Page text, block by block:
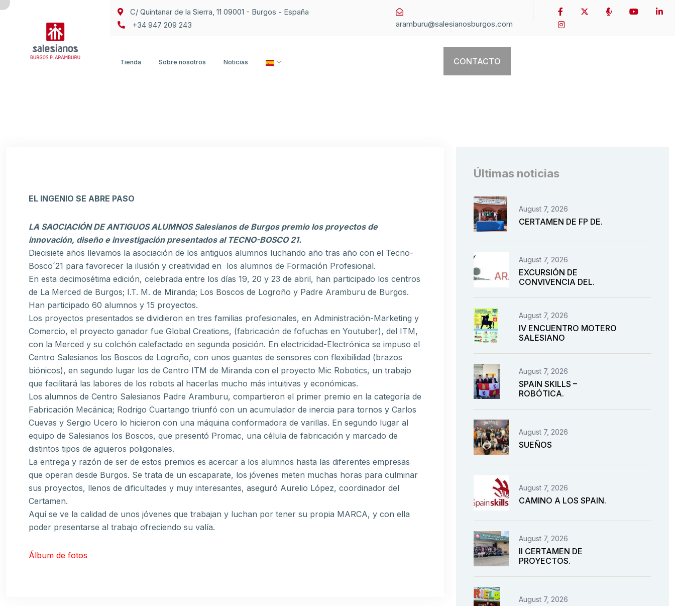
C/ Quintanar de la Sierra, 11 09001 - Burgos - España
+34 947 209 243
aramburu@salesianosburgos.com
Tienda Sobre nosotros Noticias CONTACTO
EL INGENIO SE ABRE PASO
LA SAOCIACIÓN DE ANTIGUOS ALUMNOS Salesianos de Burgos premio los proyectos de
innovación, diseño e investigación presentados al TECNO-BOSCO 21.
Diecisiete años llevamos la asociación de los antiguos alumnos luchando año tras año con el Tecno-
Bosco´21 para favorecer la ilusión y creatividad en los alumnos de Formación Profesional.
En esta decimosétima edición, celebrada entre los días 19, 20 y 23 de abril, han participado los centros
de La Merced de Burgos; I.T. M. de Miranda; Los Boscos de Logroño y Padre Aramburu de Burgos.
Han participado 60 alumnos y 15 proyectos.
Los proyectos presentados se dividieron en tres familias profesionales, en Administración-Marketing y
Comercio, el proyecto ganador fue Global Creations, (fabricación de fofuchas en Youtuber), del ITM,
con la Merced y su colchón calefactado en segunda posición. En electricidad-Electrónica se impuso el
Centro Salesianos los Boscos de Logroño, con unos guantes de sensores con flexibilidad (brazos
biónicos), en segundo lugar los de Centro ITM de Miranda con el proyecto Mic Robotics, un trabajo
que facilitará las labores de los robots al hacerlas mucho más intuitivas y económicas.
Los alumnos de Centro Salesianos Padre Aramburu, compartieron el primer premio en la categoría de
Fabricación Mecánica; Rodrigo Cuartango triunfó con un acumulador de inercia para tornos y Carlos
Cuevas y Sergio Ucero lo hicieron con una máquina conformadora de varillas. En segundo lugar al
equipo de Salesianos los Boscos, que presentó Promac, una célula de fabricación y marcado de
distintos tipos de agujeros poligonales.
La entrega y razón de ser de estos premios es acercar a los alumnos hasta las diferentes empresas
que operan desde Burgos. Se trata de un escaparate, los jóvenes meten muchas horas para culminar
sus proyectos, llenos de dificultades y muy interesantes, aseguró Aurelio López, coordinador del
Certamen.
Aquí se ve la calidad de unos jóvenes que trabajan y luchan por tener su propia MARCA, y con ella
poder presentarse al trabajo ofreciendo su valía.
Álbum de fotos
Últimas noticias
August 7, 2026
CERTAMEN DE FP DE.
August 7, 2026
EXCURSIÓN DE
CONVIVENCIA DEL.
August 7, 2026
IV ENCUENTRO MOTERO
SALESIANO
August 7, 2026
SPAIN SKILLS –
ROBÓTICA.
August 7, 2026
SUEÑOS
August 7, 2026
CAMINO A LOS SPAIN.
August 7, 2026
II CERTAMEN DE
PROYECTOS.
August 7, 2026